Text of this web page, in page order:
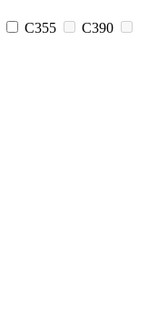
С355
С390